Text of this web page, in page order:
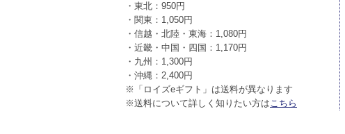
・東北：950円
・関東：1,050円
・信越・北陸・東海：1,080円
・近畿・中国・四国：1,170円
・九州：1,300円
・沖縄：2,400円
※「ロイズeギフト」は送料が異なります
※送料について詳しく知りたい方はこちら